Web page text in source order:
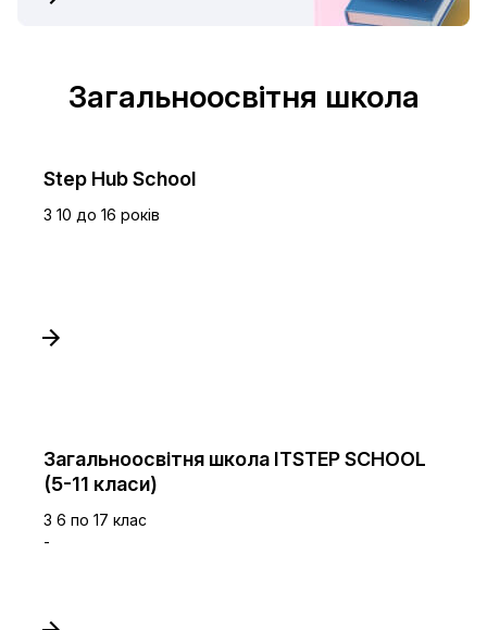
Загальноосвітня школа
Step Hub School
З 10 до 16 років
Загальноосвітня школа ITSTEP SCHOOL
(5-11 класи)
З 6 по 17 клас
-